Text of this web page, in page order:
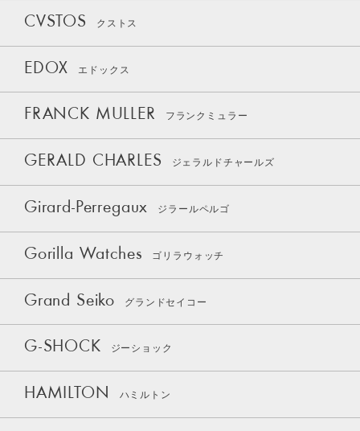
CVSTOS クストス
EDOX エドックス
FRANCK MULLER フランクミュラー
GERALD CHARLES ジェラルドチャールズ
Girard-Perregaux ジラールペルゴ
Gorilla Watches ゴリラウォッチ
Grand Seiko グランドセイコー
G-SHOCK ジーショック
HAMILTON ハミルトン